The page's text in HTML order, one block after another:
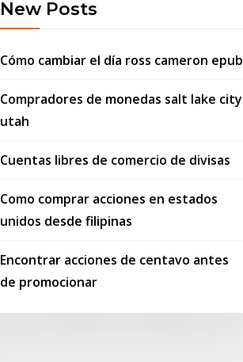
New Posts
Cómo cambiar el día ross cameron epub
Compradores de monedas salt lake city
utah
Cuentas libres de comercio de divisas
Como comprar acciones en estados
unidos desde filipinas
Encontrar acciones de centavo antes
de promocionar